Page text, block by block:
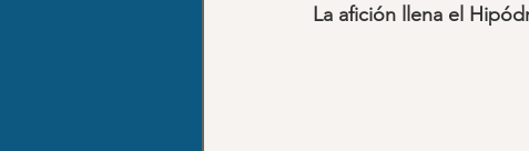
La afición llena el